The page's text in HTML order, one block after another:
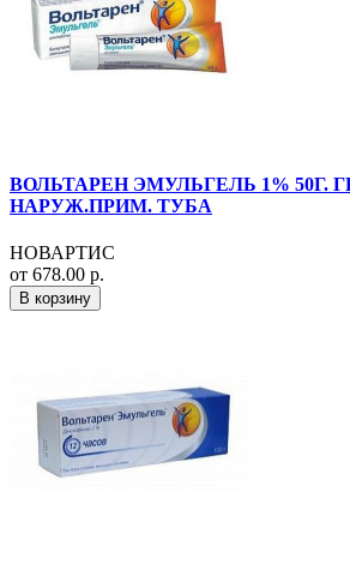
ВОЛЬТАРЕН ЭМУЛЬГЕЛЬ 1% 50Г.
НАРУЖ.ПРИМ. ТУБА
НОВАРТИС
от 678.00 р.
В корзину